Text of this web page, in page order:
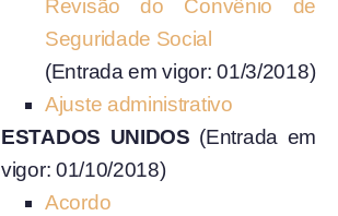
Revisão do Convênio de
Seguridade Social
(Entrada em vigor: 01/3/2018)
Ajuste administrativo
ESTADOS UNIDOS (Entrada em
vigor: 01/10/2018)
Acordo